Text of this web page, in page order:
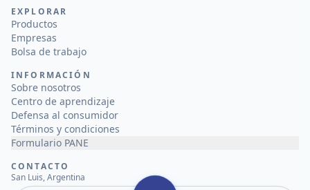
EXPLORAR
Productos
Empresas
Bolsa de trabajo
INFORMACIÓN
Sobre nosotros
Centro de aprendizaje
Defensa al consumidor
Términos y condiciones
Formulario PANE
CONTACTO
San Luis, Argentina